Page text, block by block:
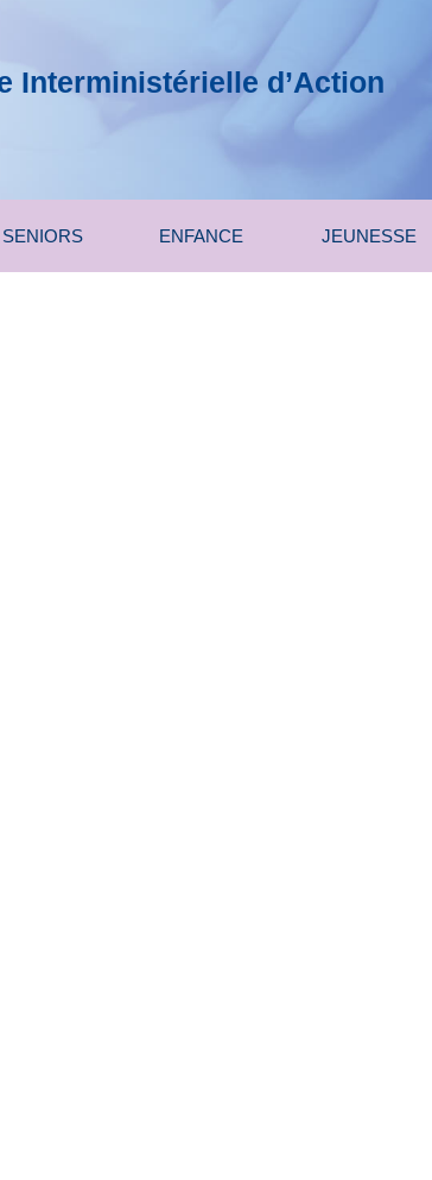
Interministérielle d’Action
SENIORS ENFANCE JEUNESSE